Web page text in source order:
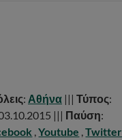
: Αθήνα||| Τύπος:
||| Παύση:
,Youtube ,Twitter